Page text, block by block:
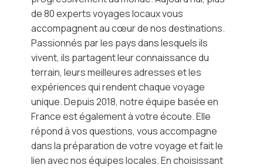
de 80 experts voyages locaux vous
accompagnent au cœur de nos destinations.
Passionnés par les pays dans lesquels ils
vivent, ils partagent leur connaissance du
terrain, leurs meilleures adresses et les
expériences qui rendent chaque voyage
unique. Depuis 2018, notre équipe basée en
France est également à votre écoute. Elle
répond à vos questions, vous accompagne
dans la préparation de votre voyage et fait le
lien avec nos équipes locales. En choisissant